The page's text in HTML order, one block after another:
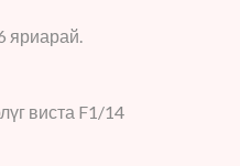
яриарай.
виста F1/14